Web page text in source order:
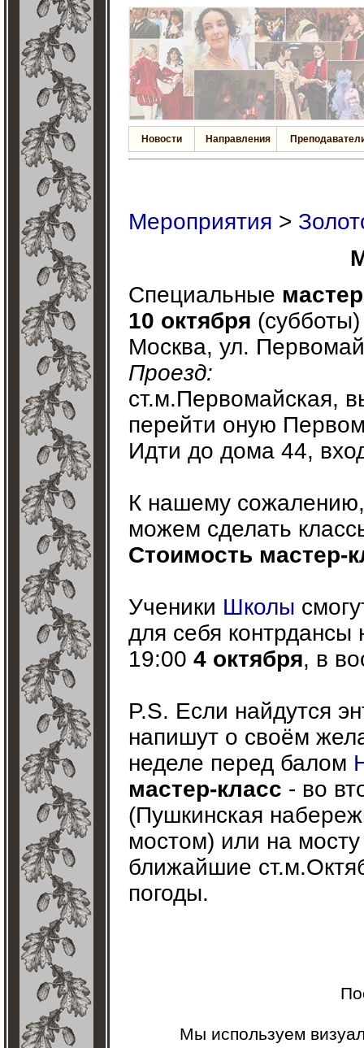
Новости Направления
Мероприятия >
Cпециальные
10 октября
Москва, ул.
Проезд:
ст.м.Первомайская,
перейти оную
Идти до дома 44,
К нашему
можем сделать
Стоимость мастер-
Ученики Школы
для себя контрдансы
19:00 4 октября, в
P.S. Если найдутся
напишут о своём
неделе перед балом
мастер-класс - во
(Пушкинская
мостом) или на
ближайшие
погоды.
Мы используем